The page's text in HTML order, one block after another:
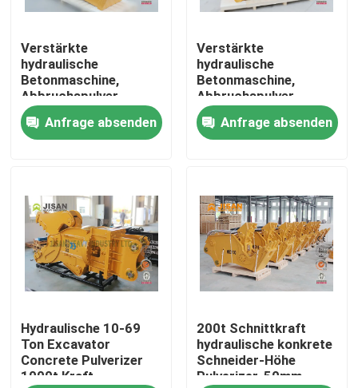
Fabrik-Ausflug
Qualitätskontrolle
Fordern Sie ein Zitat
Company News
Bagger-Felsen-Unterbrecher
hydraulischer Felsenunterbrecher
Verstärkte
hydraulische
Betonmaschine,
Abbruchspulver,
hydraulische Schere
für alle Bagger
Anfrage absenden
Verstärkte
hydraulische
Betonmaschine,
Abbruchspulver,
hydraulische Schere
für alle Bagger
Anfrage absenden
Hydraulische 10-69
Ton Excavator
Concrete Pulverizer
1000t Kraft
200t Schnittkraft
hydraulische konkrete
Schneider-Höhe
Pulverizer-50mm